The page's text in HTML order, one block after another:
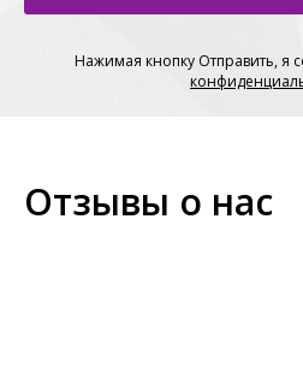
Нажимая кнопку Отправить, я
Отзывы о нас